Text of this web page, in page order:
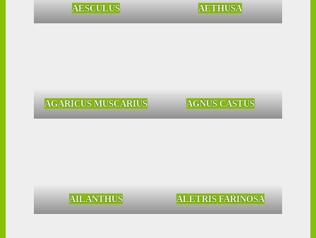
AESCULUS AETHUSA
AGARICUS MUSCARIUS AGNUS CASTUS
AILANTHUS ALETRIS FARINOSA